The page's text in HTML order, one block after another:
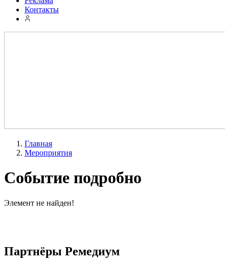
Контакты
Главная
Мероприятия
Событие подробно
Элемент не найден!
Партнёры Ремедиум